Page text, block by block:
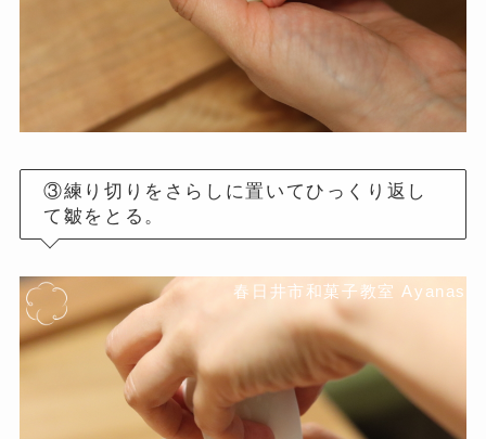
③練り切りをさらしに置いてひっくり返し
て皺をとる。